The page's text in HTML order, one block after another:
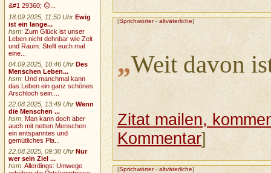
[Sprichwörter- altväterliche]
„Weit davon
Zitat mailen,
Kommentar]
[Sprichwörter- altväterliche]
&#1 29360; 🙃...
18.09.2025, 11:50 Uhr Ewig
ist ein lange...
hsm:Zum Glück ist unser
Leben nicht dehnbar wie Zeit
und Raum. Stellt euch mal
eine...
04.09.2025, 10:46 Uhr Des
Menschen Leben...
hsm:Und manchmal kann
das Leben ein ganz schönes
Arschloch sein....
22.08.2025, 13:49 Uhr Wenn
die Menschen ...
hsm:Man kann doch aber
auch mit netten Menschen
ein entspanntes und
gemütliches Pla...
22.08.2025, 09:30 Uhr Nur
wer sein Ziel ...
hsm:Allerdings: Umwege